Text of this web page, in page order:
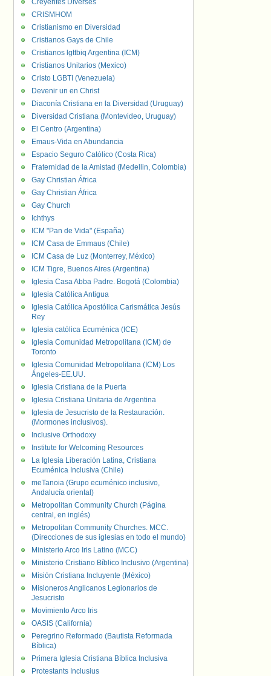
Creyentes Diverses
CRISMHOM
Cristianismo en Diversidad
Cristianos Gays de Chile
Cristianos lgttbiq Argentina (ICM)
Cristianos Unitarios (Mexico)
Cristo LGBTI (Venezuela)
Devenir un en Christ
Diaconía Cristiana en la Diversidad (Uruguay)
Diversidad Cristiana (Montevideo, Uruguay)
El Centro (Argentina)
Emaus-Vida en Abundancia
Espacio Seguro Católico (Costa Rica)
Fraternidad de la Amistad (Medellin, Colombia)
Gay Christian África
Gay Christian África
Gay Church
Ichthys
ICM "Pan de Vida" (España)
ICM Casa de Emmaus (Chile)
ICM Casa de Luz (Monterrey, México)
ICM Tigre, Buenos Aires (Argentina)
Iglesia Casa Abba Padre. Bogotá (Colombia)
Iglesia Católica Antigua
Iglesia Católica Apostólica Carismática Jesús
Rey
Iglesia católica Ecuménica (ICE)
Iglesia Comunidad Metropolitana (ICM) de
Toronto
Iglesia Comunidad Metropolitana (ICM) Los
Ángeles-EE.UU.
Iglesia Cristiana de la Puerta
Iglesia Cristiana Unitaria de Argentina
Iglesia de Jesucristo de la Restauración.
(Mormones inclusivos).
Inclusive Orthodoxy
Institute for Welcoming Resources
La Iglesia Liberación Latina, Cristiana
Ecuménica Inclusiva (Chile)
meTanoia (Grupo ecuménico inclusivo,
Andalucía oriental)
Metropolitan Community Church (Página
central, en inglés)
Metropolitan Community Churches. MCC.
(Direcciones de sus iglesias en todo el mundo)
Ministerio Arco Iris Latino (MCC)
Ministerio Cristiano Bíblico Inclusivo (Argentina)
Misión Cristiana Incluyente (México)
Misioneros Anglicanos Legionarios de
Jesucristo
Movimiento Arco Iris
OASIS (California)
Peregrino Reformado (Bautista Reformada
Bíblica)
Primera Iglesia Cristiana Bíblica Inclusiva
Protestants Inclusius